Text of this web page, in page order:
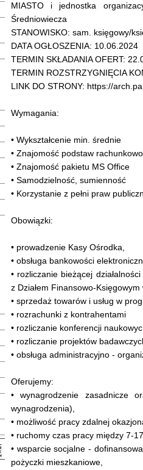
MIASTO i jednostka
Średniowiecza
STANOWISKO: sam. księgowy/
DATA OGŁOSZENIA: 10.06.2024
TERMIN SKŁADANIA OFERT:
TERMIN ROZSTRZYGNIĘCIA
LINK DO STRONY: https://
Wymagania:
• Wykształcenie min. średnie
• Znajomość podstaw
• Znajomość pakietu MS Office
• Samodzielność, sumienność
• Korzystanie z pełni praw
Obowiązki:
• prowadzenie Kasy Ośrodka,
• obsługa bankowości
• rozliczanie bieżącej
z Działem Finansowo-Księgowym
• sprzedaż towarów i usług w
• rozrachunki z kontrahentami
• rozliczanie konferencji
• rozliczanie projektów
• obsługa administracyjno -
Oferujemy:
• wynagrodzenie zasadnicze
wynagrodzenia),
• możliwość pracy zdalnej
• ruchomy czas pracy między 7-17,
• wsparcie socjalne -
pożyczki mieszkaniowe,